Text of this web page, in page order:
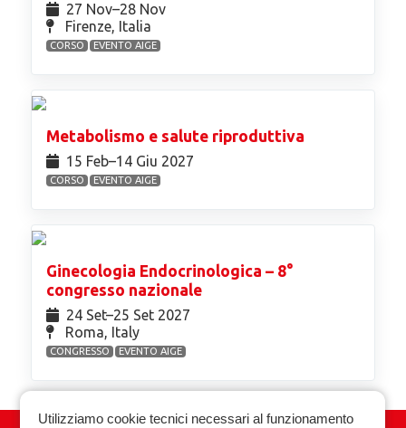
27 Nov⁠–28 Nov
Firenze, Italia
CORSO EVENTO AIGE
Metabolismo e salute riproduttiva
15 Feb⁠–14 Giu 2027
CORSO EVENTO AIGE
Ginecologia Endocrinologica – 8°
congresso nazionale
24 Set⁠–25 Set 2027
Roma, Italy
CONGRESSO EVENTO AIGE
Utilizziamo cookie tecnici necessari al funzionamento